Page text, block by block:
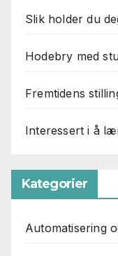
Slik holder du
Hodebry med
Fremtidens
Interessert i å
Kategorier
Automatisering